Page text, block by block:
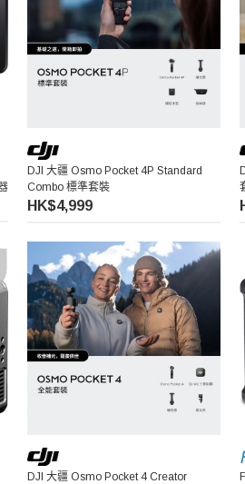
DJI 大疆 Osmo Pocket 4P Standard
Combo 標準套裝
HK$4,999
DJI 大疆 Osmo Pocket 4 Creator